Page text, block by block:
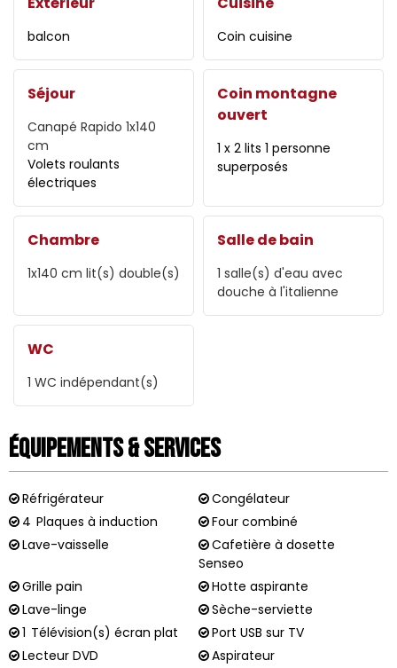
balcon Coin cuisine
Séjour
Canapé Rapido 1x140
cm
Volets roulants
électriques
Coin montagne
ouvert
1 x 2 lits 1 personne
superposés
Chambre
1x140 cm lit(s) double(s)
Salle de bain
1 salle(s) d'eau avec
douche à l'italienne
WC
1 WC indépendant(s)
Équipements & Services
Réfrigérateur
Congélateur
4 Plaques à induction
Four combiné
Lave-vaisselle
Cafetière à dosette
Senseo
Grille pain
Hotte aspirante
Lave-linge
Sèche-serviette
1 Télévision(s) écran plat
Port USB sur TV
Lecteur DVD
Aspirateur